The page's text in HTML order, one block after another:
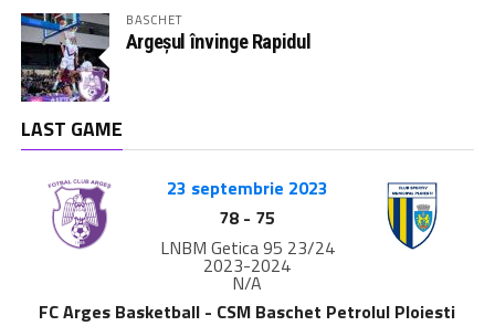
BASCHET
Argeșul învinge Rapidul
LAST GAME
23 septembrie 2023
78 - 75
LNBM Getica 95 23/24
2023-2024
N/A
FC Arges Basketball - CSM Baschet Petrolul Ploiesti